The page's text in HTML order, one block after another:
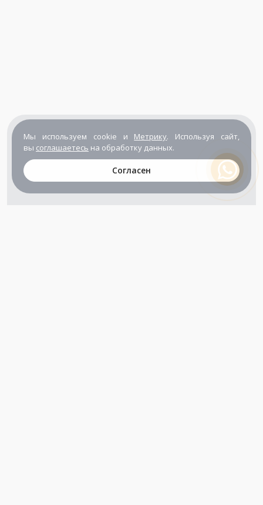
Мы используем cookie и Метрику. Используя сайт,
вы соглашаетесь на обработку данных.
Согласен